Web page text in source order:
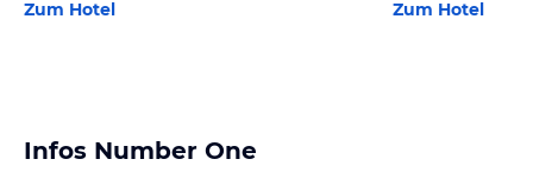
Zum Hotel Zum Hotel
Infos Number One